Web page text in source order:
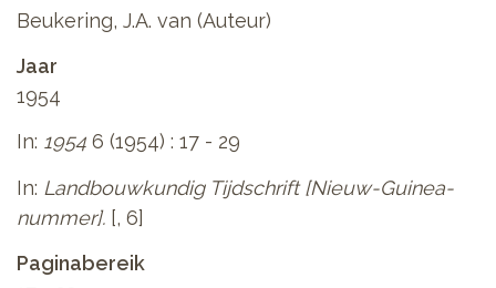
Beukering, J.A. van (Auteur)
Jaar
1954
In: 1954 6 (1954) : 17 - 29
In: Landbouwkundig Tijdschrift [Nieuw-Guinea-
nummer]. [, 6]
Paginabereik